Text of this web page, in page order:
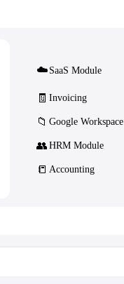
☁️ SaaS Module
🧾 Invoicing
📁 Google Workspace
👥 HRM Module
📒 Accounting